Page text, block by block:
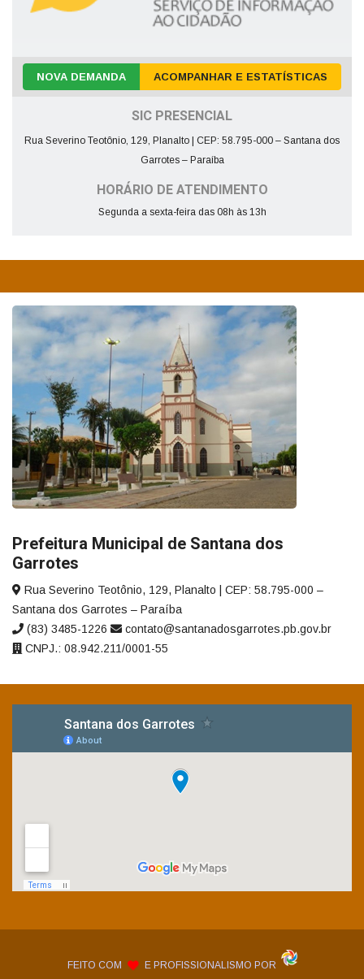
NOVA DEMANDA ACOMPANHAR E ESTATÍSTICAS
SIC PRESENCIAL
Rua Severino Teotônio, 129, Planalto | CEP: 58.795-000 – Santana dos
Garrotes – Paraíba
HORÁRIO DE ATENDIMENTO
Segunda a sexta-feira das 08h às 13h
Prefeitura Municipal de Santana dos
Garrotes
Rua Severino Teotônio, 129, Planalto | CEP: 58.795-000 –
Santana dos Garrotes – Paraíba
(83) 3485-1226
contato@santanadosgarrotes.pb.gov.br
CNPJ.: 08.942.211/0001-55
FEITO COM E PROFISSIONALISMO POR